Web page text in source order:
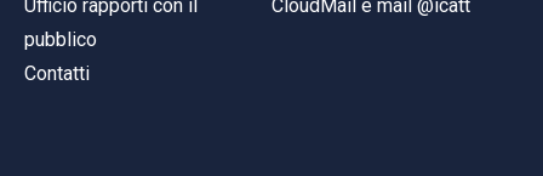
Ufficio rapporti con il
pubblico
Contatti
CloudMail e mail @icatt